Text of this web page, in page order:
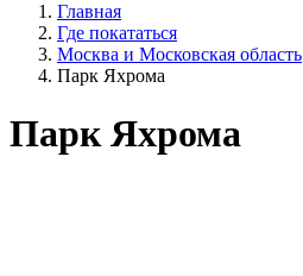
Главная
Где покататься
Москва и Московская область
Парк Яхрома
Парк Яхрома